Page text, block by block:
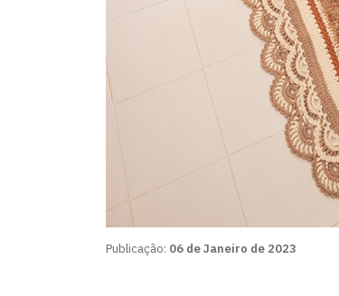
Publicação: 06 de Janeiro de 2023